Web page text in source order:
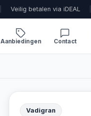
Veilig betalen via iDEAL
Aanbiedingen Contact
Vadigran